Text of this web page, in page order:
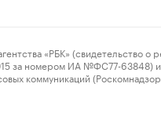
«РБК» (свидетельство о
за номером ИА №ФС77-63848) и
коммуникаций